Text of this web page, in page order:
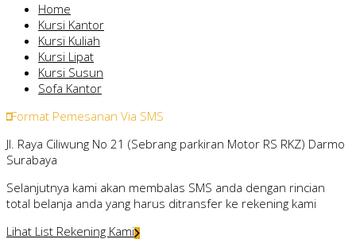
Home
Kursi Kantor
Kursi Kuliah
Kursi Lipat
Kursi Susun
Sofa Kantor
Format Pemesanan Via SMS
Jl. Raya Ciliwung No 21 (Sebrang parkiran Motor RS RKZ) Darmo
Surabaya
Selanjutnya kami akan membalas SMS anda dengan rincian
total belanja anda yang harus ditransfer ke rekening kami
Lihat List Rekening Kami